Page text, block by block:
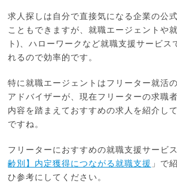
求人探しは自分で直接気になる企業の公
こともできますが、就職エージェントや
ト)、ハローワークなど就職支援サービス
れるので効率的です。
特に就職エージェントはフリーター就活
アドバイザーが、現在フリーターの求職
内容を踏まえておすすめの求人を紹介し
ですね。
フリーターにおすすめの就職支援サービ
齢別】内定獲得につながる就職支援 」で
ひ参考にしてください。